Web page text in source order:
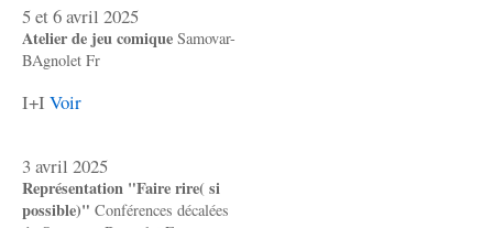
5 et 6 avril 2025
Atelier de jeu comique Samovar-
BAgnolet Fr
I+I Voir
3 avril 2025
Représentation "Faire rire( si
possible)" Conférences décalées